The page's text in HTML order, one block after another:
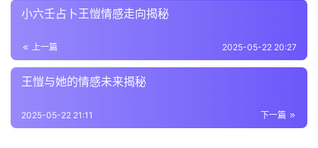
小六壬占卜王愷情感走向揭秘
上一篇 2025-05-22 20:27
王愷与她的情感未来揭秘
下一篇
2025-05-22 21:11